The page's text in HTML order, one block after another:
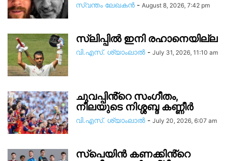
സ്വന്തം ലേഖകന്‍ - August 8, 2026, 7:42 pm
സ്ലിപ്പിൽ ഇനി രഹാനെയില്ല
വി.എസ്. ശ്യാംലാൽ - July 31, 2026, 11:10 am
ചുവപ്പിൻ്റെ സംഗീതം,
നീലയുടെ നിശ്ശബ്ദ കണ്ണീർ
വി.എസ്. ശ്യാംലാൽ - July 20, 2026, 6:07 am
സ്പെയിൻ കണക്കിൻ്റെ